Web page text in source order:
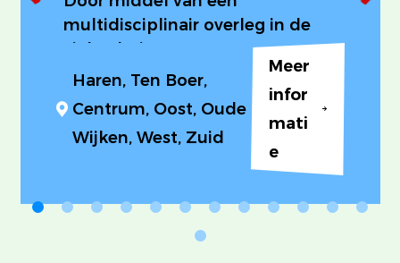
multidisciplinair overleg in de
ziekenhuizen ontstaat er een
betere overdracht tussen
professionals in de eerste lijn en
professionals in de tweede lijn.
Haren, Ten Boer,
Centrum, Oost, Oude
Wijken, West, Zuid
Meer
infor
mati
e